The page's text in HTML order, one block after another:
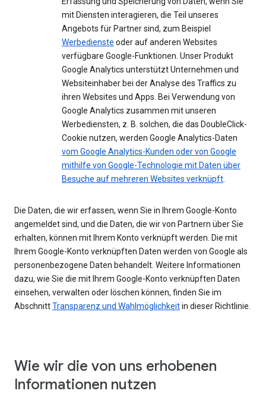
mit Diensten interagieren, die Teil unseres
Angebots für Partner sind, zum Beispiel
Werbedienste oder auf anderen Websites
verfügbare Google-Funktionen. Unser Produkt
Google Analytics unterstützt Unternehmen und
Websiteinhaber bei der Analyse des Traffics zu
ihren Websites und Apps. Bei Verwendung von
Google Analytics zusammen mit unseren
Werbediensten, z. B. solchen, die das DoubleClick-
Cookie nutzen, werden Google Analytics-Daten
vom Google Analytics-Kunden oder von Google
mithilfe von Google-Technologie mit Daten über
Besuche auf mehreren Websites verknüpft.
Die Daten, die wir erfassen, wenn Sie in Ihrem Google-Konto
angemeldet sind, und die Daten, die wir von Partnern über Sie
erhalten, können mit Ihrem Konto verknüpft werden. Die mit
Ihrem Google-Konto verknüpften Daten werden von Google als
personenbezogene Daten behandelt. Weitere Informationen
dazu, wie Sie die mit Ihrem Google-Konto verknüpften Daten
einsehen, verwalten oder löschen können, finden Sie im
AbschnittTransparenz und Wahlmöglichkeitin dieser Richtlinie.
Wie wir die von uns erhobenen
Informationen nutzen